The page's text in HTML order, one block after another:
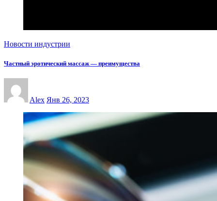
Новости индустрии
Частный эротический массаж — преимущества
Alex Янв 26, 2023